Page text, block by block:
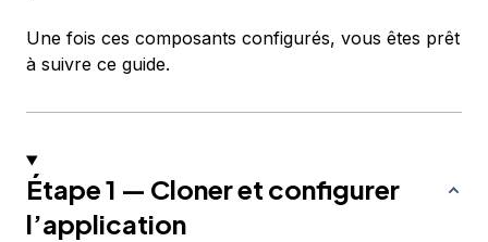
Une fois ces composants configurés, vous êtes prêt
à suivre ce guide.
Étape 1 — Cloner et configurer
l’application